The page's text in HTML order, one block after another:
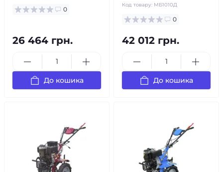
0
26 464 грн.
До кошика
Код товару: МБ1010Д
0
42 012 грн.
До кошика